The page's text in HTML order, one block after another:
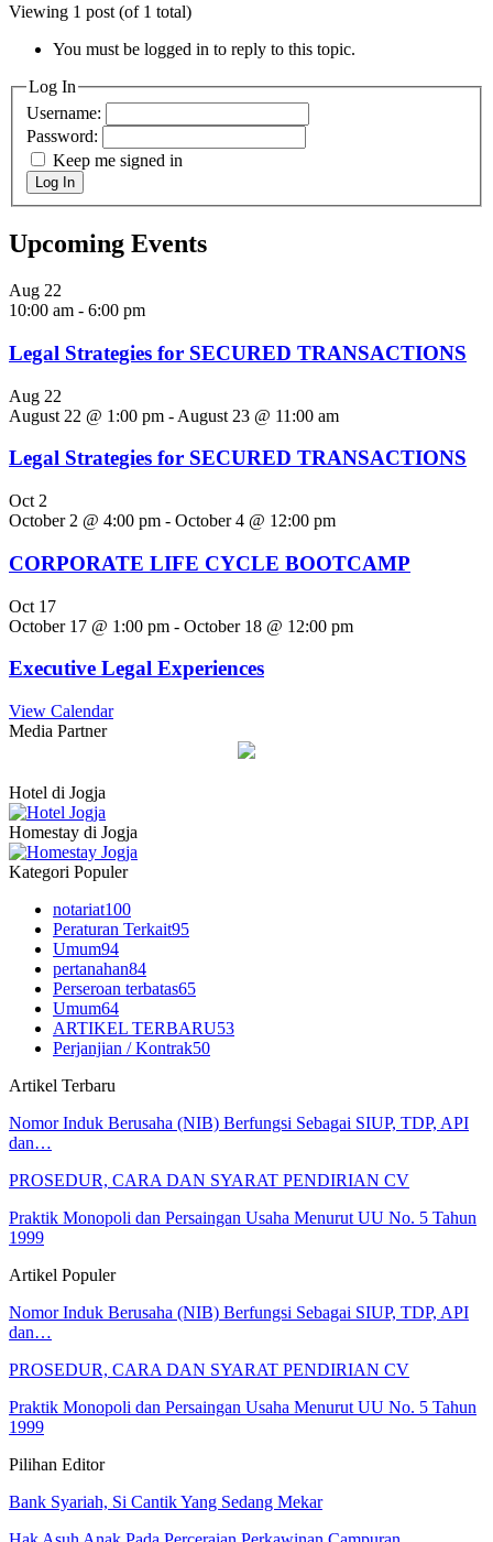
Viewing 1 post (of 1 total)
You must be logged in to reply to this topic.
Log In
Username:
Password:
Keep me signed in
Log In
Upcoming Events
Aug 22
10:00 am - 6:00 pm
Legal Strategies for SECURED TRANSACTIONS
Aug 22
August 22 @ 1:00 pm - August 23 @ 11:00 am
Legal Strategies for SECURED TRANSACTIONS
Oct 2
October 2 @ 4:00 pm - October 4 @ 12:00 pm
CORPORATE LIFE CYCLE BOOTCAMP
Oct 17
October 17 @ 1:00 pm - October 18 @ 12:00 pm
Executive Legal Experiences
View Calendar
Media Partner
Hotel di Jogja
Homestay di Jogja
Kategori Populer
notariat100
Peraturan Terkait95
Umum94
pertanahan84
Perseroan terbatas65
Umum64
ARTIKEL TERBARU53
Perjanjian / Kontrak50
Artikel Terbaru
Nomor Induk Berusaha (NIB) Berfungsi Sebagai SIUP, TDP, API
dan…
PROSEDUR, CARA DAN SYARAT PENDIRIAN CV
Praktik Monopoli dan Persaingan Usaha Menurut UU No. 5 Tahun
1999
Artikel Populer
Nomor Induk Berusaha (NIB) Berfungsi Sebagai SIUP, TDP, API
dan…
PROSEDUR, CARA DAN SYARAT PENDIRIAN CV
Praktik Monopoli dan Persaingan Usaha Menurut UU No. 5 Tahun
1999
Pilihan Editor
Bank Syariah, Si Cantik Yang Sedang Mekar